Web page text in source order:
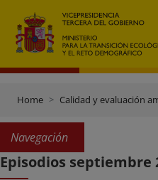
Home Calidad y evaluación
Navegación
Episodios septiembre